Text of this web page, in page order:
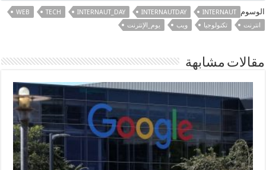
الوسوم INTERNAUT
INTERNAUTDAY
INTERNAUT_DAY
TECH
WEB
انترنت
تكنولوجيا ويب يوم_الإنترنت
مقالات مشابهة